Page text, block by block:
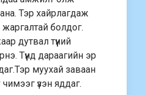
Тэр хайрлагдаж
болдог.
дутвал түүний
Түүнд дараагийн эр
муухай заваан
үзэн яддаг.